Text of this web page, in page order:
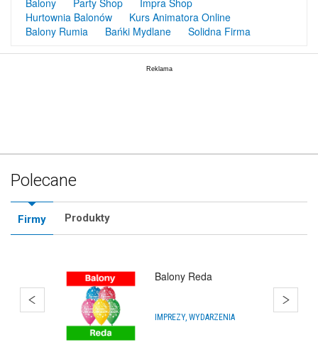
Hurtownia Balonów
Kurs Animatora Online
Balony Rumia
Bańki Mydlane Solidna Firma
Polecane
Firmy Produkty
Balony Reda
IMPREZY, WYDARZENIA